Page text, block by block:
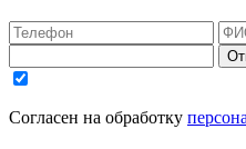
Согласен на обработку